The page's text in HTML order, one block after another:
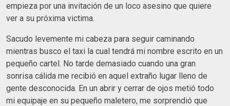
empieza por una invitación de un loco asesino que quiere
ver a su próxima victima.
Sacudo levemente mi cabeza para seguir caminando
mientras busco el taxi la cual tendrá mi nombre escrito en un
pequeño cartel. No tarde demasiado cuando una gran
sonrisa cálida me recibió en aquel extraño lugar lleno de
gente desconocida. En un abrir y cerrar de ojos metió todo
mi equipaje en su pequeño maletero, me sorprendió que